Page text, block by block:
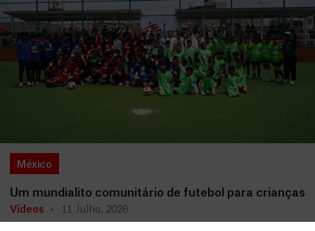
México
Um mundialito comunitário de futebol para crianças
Vídeos 11 Julho, 2026